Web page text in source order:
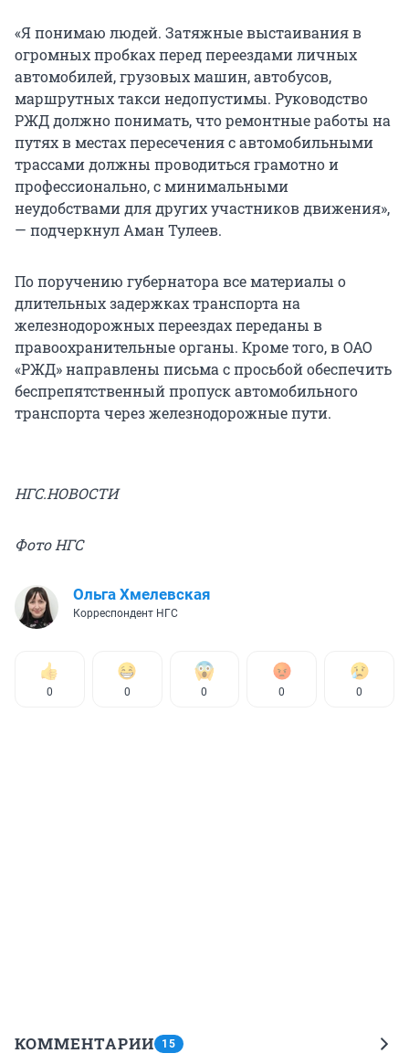
«Я понимаю людей. Затяжные выстаивания в
огромных пробках перед переездами личных
автомобилей, грузовых машин, автобусов,
маршрутных такси недопустимы. Руководство
РЖД должно понимать, что ремонтные работы на
путях в местах пересечения с автомобильными
трассами должны проводиться грамотно и
профессионально, с минимальными
неудобствами для других участников движения»,
— подчеркнул Аман Тулеев.
По поручению губернатора все материалы о
длительных задержках транспорта на
железнодорожных переездах переданы в
правоохранительные органы. Кроме того, в ОАО
«РЖД» направлены письма с просьбой обеспечить
беспрепятственный пропуск автомобильного
транспорта через железнодорожные пути.
НГС.НОВОСТИ
Фото НГС
Ольга Хмелевская
Корреспондент НГС
0 0 0 0 0
КОММЕНТАРИИ 15